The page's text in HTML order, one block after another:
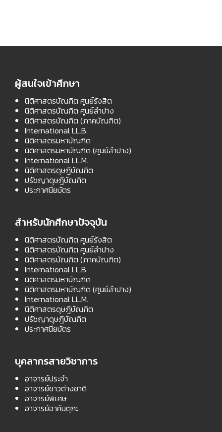
ผู้สนใจเข้าศึกษา
นิติศาสตรบัณฑิต ศูนย์รังสิต
นิติศาสตรบัณฑิต ศูนย์ลำปาง
นิติศาสตรบัณฑิต (ภาคบัณฑิต)
International LL.B.
นิติศาสตรมหาบัณฑิต
นิติศาสตรมหาบัณฑิต (ศูนย์ลำปาง)
International LL.M.
นิติศาสตรดุษฎีบัณฑิต
ปรัชญาดุษฎีบัณฑิต
ประกาศนียบัตร
สำหรับนักศึกษาปัจจุบัน
นิติศาสตรบัณฑิต ศูนย์รังสิต
นิติศาสตรบัณฑิต ศูนย์ลำปาง
นิติศาสตรบัณฑิต (ภาคบัณฑิต)
International LL.B.
นิติศาสตรมหาบัณฑิต
นิติศาสตรมหาบัณฑิต (ศูนย์ลำปาง)
International LL.M.
นิติศาสตรดุษฎีบัณฑิต
ปรัชญาดุษฎีบัณฑิต
ประกาศนียบัตร
บุคลากรสายวิชาการ
อาจารย์ประจำ
อาจารย์ชาวต่างชาติ
อาจารย์พิเศษ
อาจารย์อาคันตุกะ